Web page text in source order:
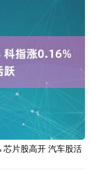
片股高开 汽车股活